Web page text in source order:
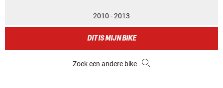
2010 - 2013
DIT IS MIJN BIKE
Zoek een andere bike